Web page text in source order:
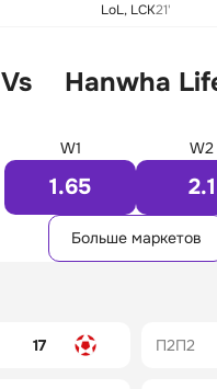
LoL, LCK21'
Vs Hanwha
W1
1.65
W2
2.1
Больше маркетов
17 П2П2